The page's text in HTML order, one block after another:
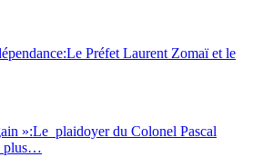
Préfet Laurent Zomaï et le
»:Le plaidoyer du Colonel Pascal
plus…